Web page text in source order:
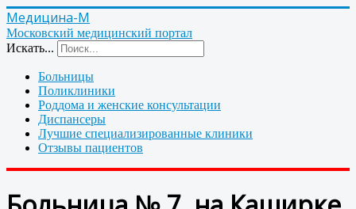
Медицина-М
Московский медицинский портал
Искать...
Больницы
Поликлиники
Роддома и женские консультации
Диспансеры
Лучшие специализированные клиники
Отзывы пациентов